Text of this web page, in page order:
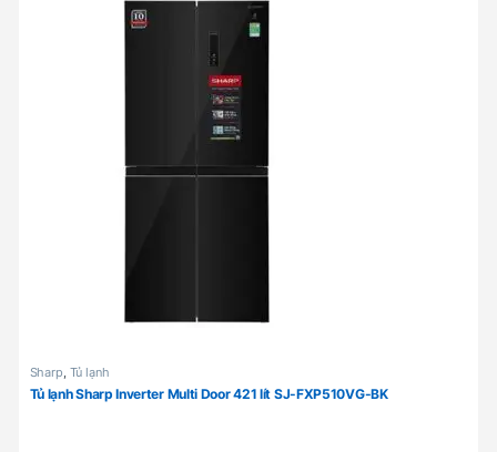
Sharp, Tủ lạnh
Tủ lạnh Sharp Inverter Multi Door 421 lít SJ-FXP510VG-BK